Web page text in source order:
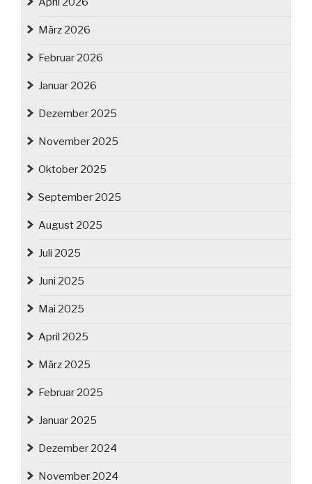
März 2026
Februar 2026
Januar 2026
Dezember 2025
November 2025
Oktober 2025
September 2025
August 2025
Juli 2025
Juni 2025
Mai 2025
April 2025
März 2025
Februar 2025
Januar 2025
Dezember 2024
November 2024